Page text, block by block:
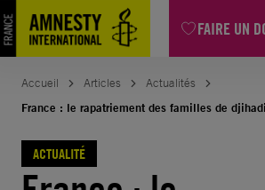
FAIRE UN
Aller
au
contenu
Accueil Articles
Actualités
France : le rapatriement des familles de
ACTUALITÉ